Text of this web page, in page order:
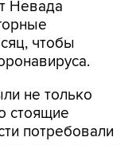
чтобы
не только
потребовали
залы и
нет